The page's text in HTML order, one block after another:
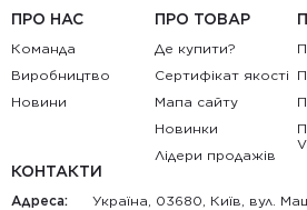
ПРО НАС
Команда
Виробництво
Новини
ПРО ТОВАР
Де купити?
Сертифікат якості
Мапа сайту
Новинки
Лідери продажів
КОНТАКТИ
Адреса: Україна, 03680, Київ, вул.